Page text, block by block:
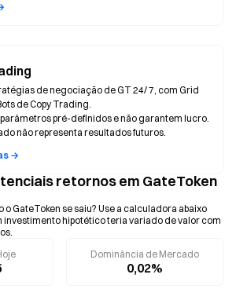
de negociação de GT 24/ 7, com Grid
de Copy Trading.
pré-definidos e não garantem lucro.
não representa resultados futuros.
→
retornos em GateToken
o GateToken se saiu? Use a calculadora abaixo
investimento hipotético teria variado de valor com
Dominância de Mercado
0,02%